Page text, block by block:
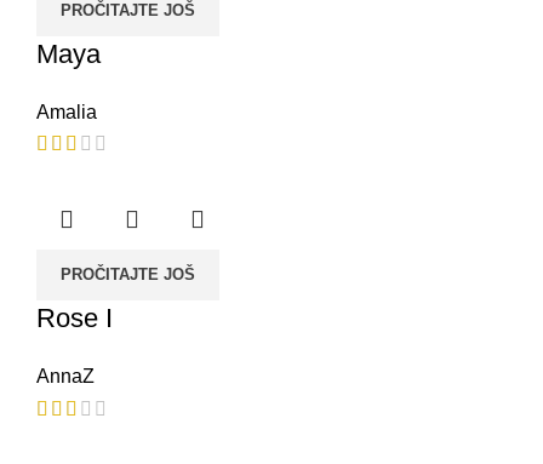
PROČITAJTE JOŠ
Maya
Amalia
PROČITAJTE JOŠ
Rose I
AnnaZ